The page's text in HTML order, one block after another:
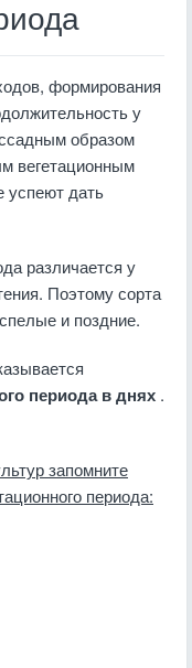
формирования
у
образом
вегетационным
успеют дать
различается у
Поэтому сорта
и поздние.
периода в днях .
запомните
периода: